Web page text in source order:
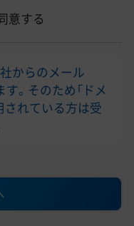
意する
からのメール
。そのため「ドメ
されている方は受